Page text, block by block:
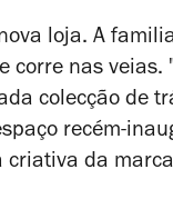
loja. A
corre nas veias.
colecção de
recém-
criativa da